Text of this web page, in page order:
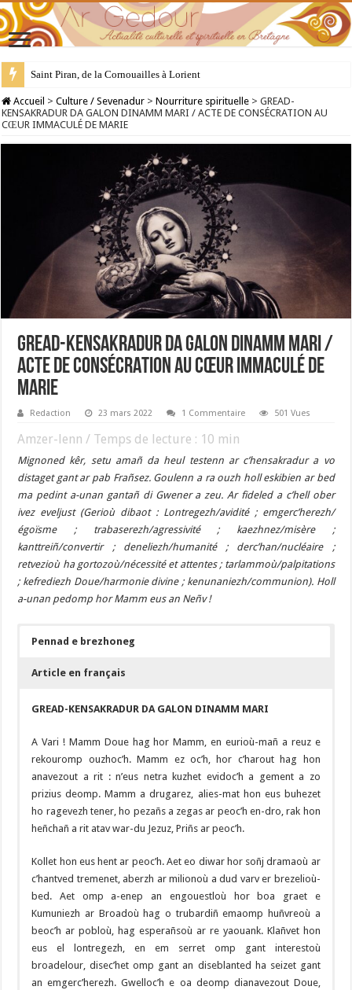
28 juillet : Saint Samson de Dol, père de la Bretagne chrétienne
Accueil > Culture / Sevenadur > Nourriture spirituelle > GREAD-
KENSAKRADUR DA GALON DINAMM MARI / ACTE DE CONSÉCRATION AU
CŒUR IMMACULÉ DE MARIE
GREAD-KENSAKRADUR DA GALON DINAMM MARI /
ACTE DE CONSÉCRATION AU CŒUR IMMACULÉ DE
MARIE
Redaction 23 mars 2022 1 Commentaire 501 Vues
Amzer-lenn / Temps de lecture : 10 min
Mignoned kêr, setu amañ da heul testenn ar c’hensakradur a vo
distaget gant ar pab Frañsez. Goulenn a ra ouzh holl eskibien ar bed
ma pedint a-unan gantañ di Gwener a zeu. Ar fideled a c’hell ober
ivez eveljust (Gerioù dibaot : Lontregezh/avidité ; emgerc’herezh/
égoïsme ; trabaserezh/agressivité ; kaezhnez/misère ;
kanttreiñ/convertir ; deneliezh/humanité ; derc’han/nucléaire ;
retvezioù ha gortozoù/nécessité et attentes ; tarlammoù/palpitations
; kefrediezh Doue/harmonie divine ; kenunaniezh/communion). Holl
a-unan pedomp hor Mamm eus an Neñv !
Pennad e brezhoneg
Article en français
GREAD-KENSAKRADUR DA GALON DINAMM MARI
A Vari ! Mamm Doue hag hor Mamm, en eurioù-mañ a reuz e
rekouromp ouzhoc’h. Mamm ez oc’h, hor c’harout hag hon
anavezout a rit : n’eus netra kuzhet evidoc’h a gement a zo
prizius deomp. Mamm a drugarez, alies-mat hon eus buhezet
ho ragevezh tener, ho pezañs a zegas ar peoc’h en-dro, rak hon
heñchañ a rit atav war-du Jezuz, Priñs ar peoc’h.
Kollet hon eus hent ar peoc’h. Aet eo diwar hor soñj dramaoù ar
c’hantved tremenet, aberzh ar milionoù a dud varv er brezelioù-
bed. Aet omp a-enep an engouestloù hor boa graet e
Kumuniezh ar Broadoù hag o trubardiñ emaomp huñvreoù a
beoc’h ar pobloù, hag esperañsoù ar re yaouank. Klañvet hon
eus el lontregezh, en em serret omp gant interestoù
broadelour, disec’het omp gant an diseblanted ha seizet gant
an emgerc’herezh. Gwelloc’h e oa deomp dianavezout Doue,